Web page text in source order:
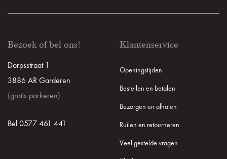
Bezoek of bel ons!
Dorpsstraat 1
3886 AR Garderen
(gratis parkeren)
Bel 0577 461 441
Klantenservice
Openingstijden
Bestellen en betalen
Bezorgen en afhalen
Ruilen en retourneren
Veel gestelde vragen